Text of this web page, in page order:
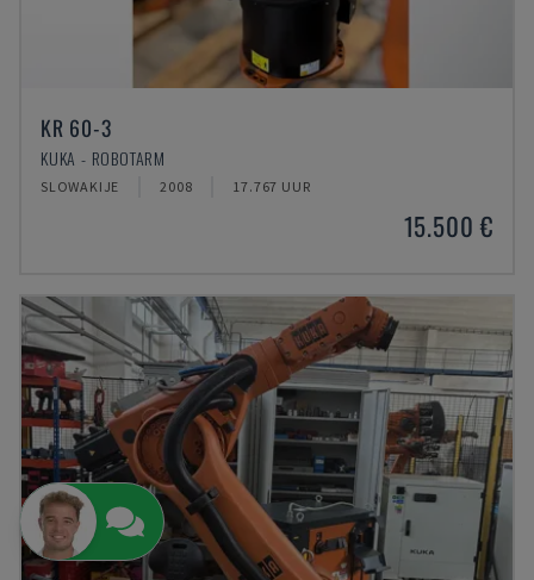
KR 60-3
KUKA - ROBOTARM
SLOWAKIJE 2008 17.767 UUR
15.500 €